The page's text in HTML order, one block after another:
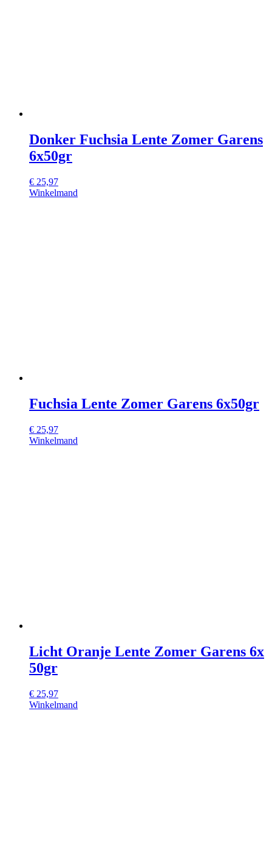
Donker Fuchsia Lente Zomer Garens
6x50gr
€ 25,97
Winkelmand
Fuchsia Lente Zomer Garens 6x50gr
€ 25,97
Winkelmand
Licht Oranje Lente Zomer Garens 6x
50gr
€ 25,97
Winkelmand